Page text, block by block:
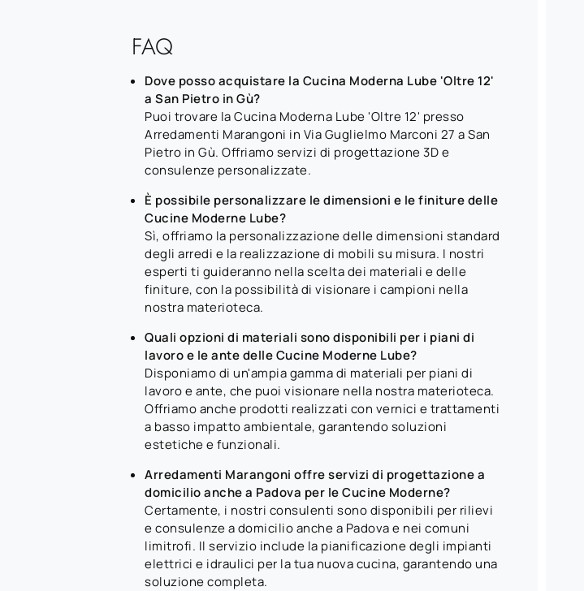
FAQ
Dove posso acquistare la Cucina Moderna Lube 'Oltre 12'
a San Pietro in Gù?
Puoi trovare la Cucina Moderna Lube 'Oltre 12' presso
Arredamenti Marangoni in Via Guglielmo Marconi 27 a San
Pietro in Gù. Offriamo servizi di progettazione 3D e
consulenze personalizzate.
È possibile personalizzare le dimensioni e le finiture delle
Cucine Moderne Lube?
Sì, offriamo la personalizzazione delle dimensioni standard
degli arredi e la realizzazione di mobili su misura. I nostri
esperti ti guideranno nella scelta dei materiali e delle
finiture, con la possibilità di visionare i campioni nella
nostra materioteca.
Quali opzioni di materiali sono disponibili per i piani di
lavoro e le ante delle Cucine Moderne Lube?
Disponiamo di un'ampia gamma di materiali per piani di
lavoro e ante, che puoi visionare nella nostra materioteca.
Offriamo anche prodotti realizzati con vernici e trattamenti
a basso impatto ambientale, garantendo soluzioni
estetiche e funzionali.
Arredamenti Marangoni offre servizi di progettazione a
domicilio anche a Padova per le Cucine Moderne?
Certamente, i nostri consulenti sono disponibili per rilievi
e consulenze a domicilio anche a Padova e nei comuni
limitrofi. Il servizio include la pianificazione degli impianti
elettrici e idraulici per la tua nuova cucina, garantendo una
soluzione completa.